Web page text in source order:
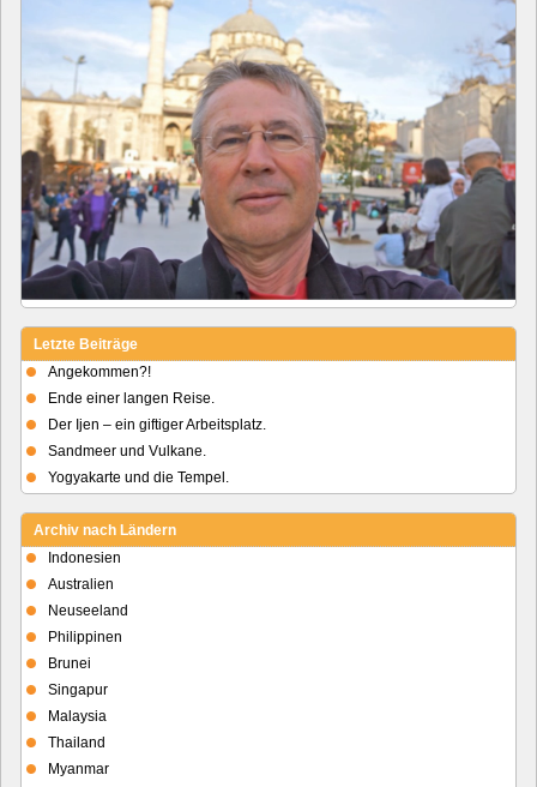
Letzte Beiträge
Angekommen?!
Ende einer langen Reise.
Der Ijen – ein giftiger Arbeitsplatz.
Sandmeer und Vulkane.
Yogyakarte und die Tempel.
Archiv nach Ländern
Indonesien
Australien
Neuseeland
Philippinen
Brunei
Singapur
Malaysia
Thailand
Myanmar